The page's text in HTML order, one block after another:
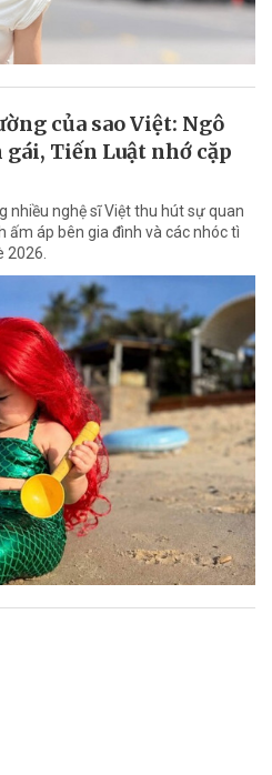
của sao Việt: Ngô
Tiến Luật nhớ cặp
nhiều nghệ sĩ Việt thu hút sự quan
ấm áp bên gia đình và các nhóc tì
2026.